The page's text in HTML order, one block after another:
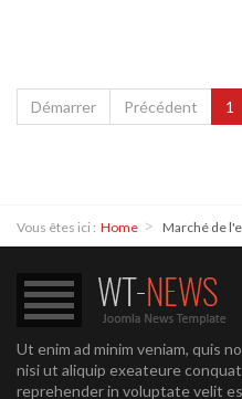
Démarrer Précédent 1
Vous êtes ici : Home Marché de
Ut enim ad minim veniam, quis
nisi ut aliquip exeateure
reprehender in voluptate velit